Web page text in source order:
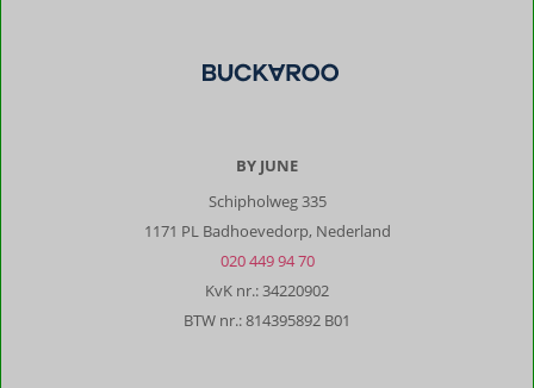
BY JUNE
Schipholweg 335
1171 PL Badhoevedorp, Nederland
020 449 94 70
KvK nr.: 34220902
BTW nr.: 814395892 B01